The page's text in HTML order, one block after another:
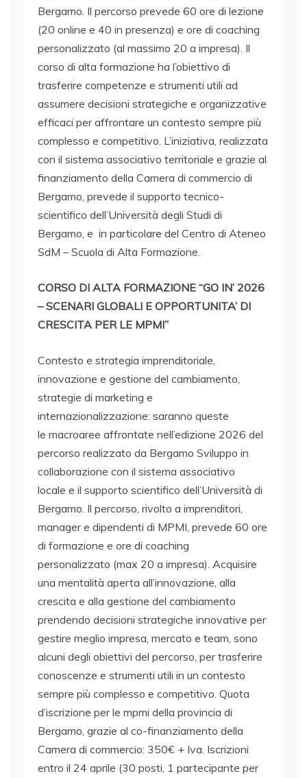
Bergamo. Il percorso prevede 60 ore di lezione
(20 online e 40 in presenza) e ore di coaching
personalizzato (al massimo 20 a impresa). Il
corso di alta formazione ha l’obiettivo di
trasferire competenze e strumenti utili ad
assumere decisioni strategiche e organizzative
efficaci per affrontare un contesto sempre più
complesso e competitivo. L’iniziativa, realizzata
con il sistema associativo territoriale e grazie al
finanziamento della Camera di commercio di
Bergamo, prevede il supporto tecnico-
scientifico dell’Università degli Studi di
Bergamo, e in particolare del Centro di Ateneo
SdM – Scuola di Alta Formazione.
CORSO DI ALTA FORMAZIONE “GO IN’ 2026
– SCENARI GLOBALI E OPPORTUNITA’ DI
CRESCITA PER LE MPMI”
Contesto e strategia imprenditoriale,
innovazione e gestione del cambiamento,
strategie di marketing e
internazionalizzazione: saranno queste
le macroaree affrontate nell’edizione 2026 del
percorso realizzato da Bergamo Sviluppo in
collaborazione con il sistema associativo
locale e il supporto scientifico dell’Università di
Bergamo. Il percorso, rivolto a imprenditori,
manager e dipendenti di MPMI, prevede 60 ore
di formazione e ore di coaching
personalizzato (max 20 a impresa). Acquisire
una mentalità aperta all’innovazione, alla
crescita e alla gestione del cambiamento
prendendo decisioni strategiche innovative per
gestire meglio impresa, mercato e team, sono
alcuni degli obiettivi del percorso, per trasferire
conoscenze e strumenti utili in un contesto
sempre più complesso e competitivo. Quota
d’iscrizione per le mpmi della provincia di
Bergamo, grazie al co-finanziamento della
Camera di commercio: 350€ + Iva. Iscrizioni
entro il 24 aprile (30 posti, 1 partecipante per